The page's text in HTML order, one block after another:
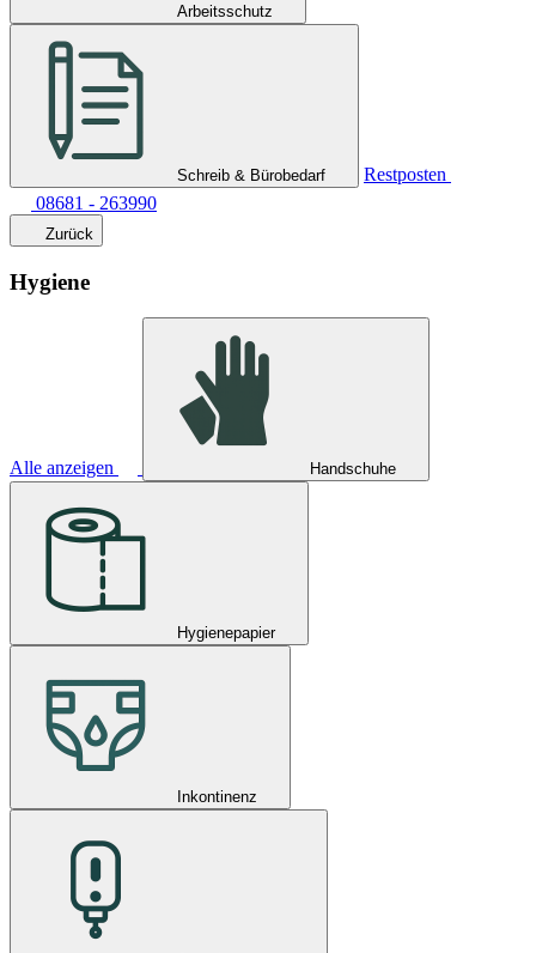
Arbeitsschutz
Schreib & Bürobedarf
Restposten
08681 - 263990
Zurück
Hygiene
Alle anzeigen Handschuhe
Hygienepapier
Inkontinenz